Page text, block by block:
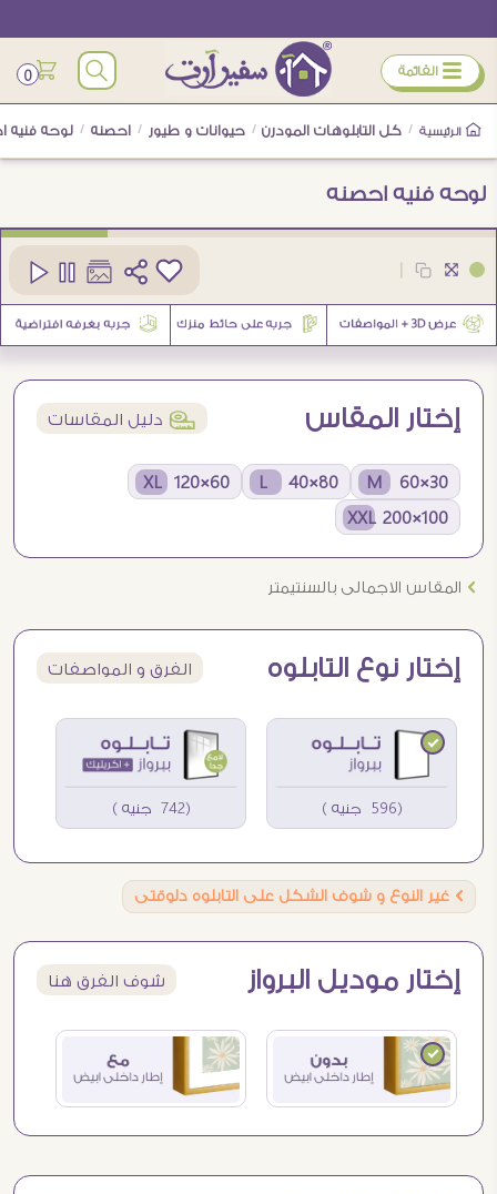
ÿ القائمة 0
الرئيسية / كل التابلوهات المودرن / حيوانات و طيور / احصنه / لوحه فنيه
لوحه فنيه احصنه
إختار المقاس í دليل المقاسات
30×60 M
80×40 L
60×120 XL
100×200 XXL
Ö المقاس الاجمالى بالسنتيمتر
إختار نوع التابلوه الفرق و المواصفات
(596 جنيه ) (742 جنيه )
Ö غير النوع و شوف الشكل على التابلوه دلوقتى
إختار موديل البرواز شوف الفرق هنا